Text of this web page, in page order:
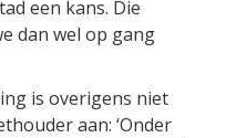
een kans. Die
dan wel op gang
is overigens niet
aan: ‘Onder